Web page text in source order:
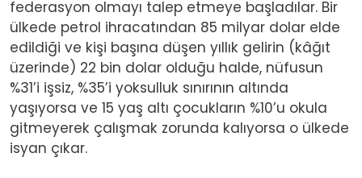
federasyon olmayı talep etmeye başladılar. Bir
ülkede petrol ihracatından 85 milyar dolar elde
edildiği ve kişi başına düşen yıllık gelirin (kâğıt
üzerinde) 22 bin dolar olduğu halde, nüfusun
%31’i işsiz, %35’i yoksulluk sınırının altında
yaşıyorsa ve 15 yaş altı çocukların %10’u okula
gitmeyerek çalışmak zorunda kalıyorsa o ülkede
isyan çıkar.